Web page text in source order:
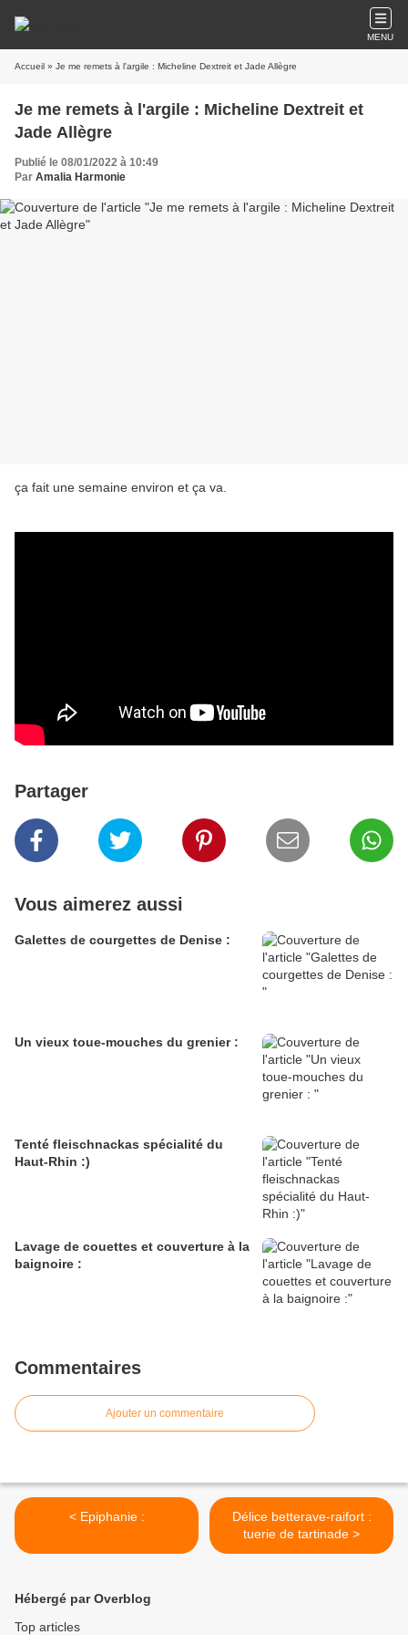
MENU
Accueil » Je me remets à l'argile : Micheline Dextreit et Jade Allègre
Je me remets à l'argile : Micheline Dextreit et
Jade Allègre
Publié le 08/01/2022 à 10:49
Par Amalia Harmonie
ça fait une semaine environ et ça va.
Partager
Vous aimerez aussi
Galettes de courgettes de Denise :
Un vieux toue-mouches du grenier :
Tenté fleischnackas spécialité du
Haut-Rhin :)
Lavage de couettes et couverture à la
baignoire :
Commentaires
Ajouter un commentaire
< Epiphanie :
Délice betterave-raifort :
tuerie de tartinade >
Hébergé par Overblog
Top articles